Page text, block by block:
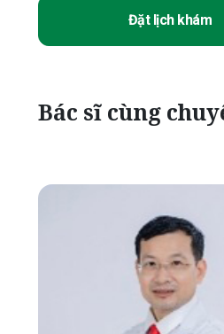
Đặt lịch khám
Bác sĩ cùng